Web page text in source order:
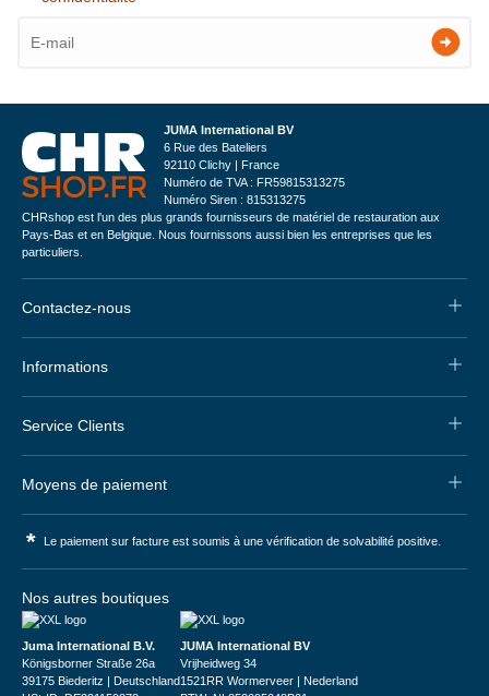
JUMA International BV
6 Rue des Bateliers
92110 Clichy | France
Numéro de TVA : FR59815313275
Numéro Siren : 815313275
CHRshop est l'un des plus grands fournisseurs de matériel de restauration aux
Pays-Bas et en Belgique. Nous fournissons aussi bien les entreprises que les
particuliers.
Contactez-nous
Informations
Service Clients
Moyens de paiement
* Le paiement sur facture est soumis à une vérification de solvabilité positive.
Nos autres boutiques
Juma International B.V.
Königsborner Straße 26a
39175 Biederitz | Deutschland
JUMA International BV
Vrijheidweg 34
1521RR Wormerveer | Nederland